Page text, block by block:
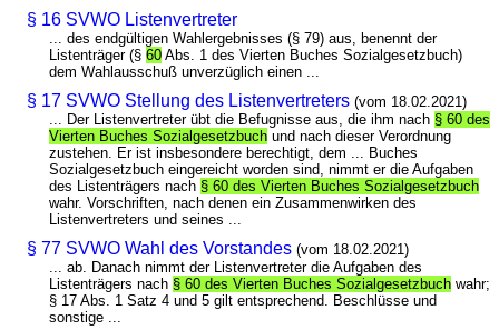
§ 16 SVWO Listenvertreter
... des endgültigen Wahlergebnisses (§ 79) aus, benennt der
Listenträger (§60 Abs. 1 des Vierten Buches Sozialgesetzbuch)
dem Wahlausschuß unverzüglich einen ...
§ 17 SVWO Stellung des Listenvertreters (vom 18.02.2021)
... Der Listenvertreter übt die Befugnisse aus, die ihm nach § 60 des
Vierten Buches Sozialgesetzbuch und nach dieser Verordnung
zustehen. Er ist insbesondere berechtigt, dem ... Buches
Sozialgesetzbuch eingereicht worden sind, nimmt er die Aufgaben
des Listenträgers nach § 60 des Vierten Buches Sozialgesetzbuch
wahr. Vorschriften, nach denen ein Zusammenwirken des
Listenvertreters und seines ...
§ 77 SVWO Wahl des Vorstandes (vom 18.02.2021)
... ab. Danach nimmt der Listenvertreter die Aufgaben des
Listenträgers nach § 60 des Vierten Buches Sozialgesetzbuch wahr;
§ 17 Abs. 1 Satz 4 und 5 gilt entsprechend. Beschlüsse und
sonstige ...